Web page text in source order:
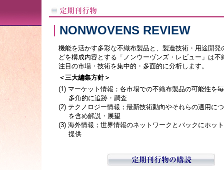
NONWOVENS REVIEW
機能を活かす多彩な不織布製品と、製造技術・用途開発
どを構成内容とする「ノンウーヴンズ・レビュー」は不
注目の市場・技術を集中的・多面的に分析します。
＜三大編集方針＞
(1) マーケット情報；各市場での不織布製品の可能性を
多角的に追跡・調査
(2) テクノロジー情報；最新技術動向やそれらの適用に
を含め解説・展望
(3) 海外情報；世界情報のネットワークとバックにホッ
提供